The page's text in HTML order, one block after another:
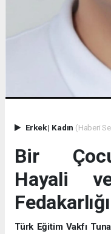
Erkek| Kadın (Haberi
Bir
Hayali
Fedakarlığı
Türk Eğitim Vakfı